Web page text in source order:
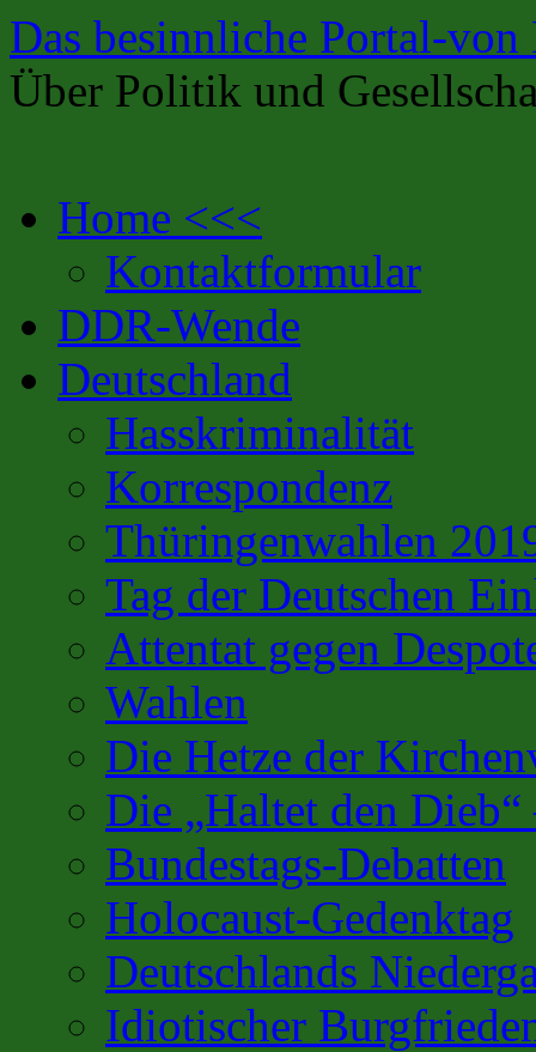
Das besinnliche Portal-von
Über Politik und
Inhalt
springenHome <<<
Kontaktformular
DDR-Wende
Deutschland
Hasskriminalität
Korrespondenz
Thüringenwahlen
Tag der Deutschen
Attentat gegen
Wahlen
Die Hetze der
Die „Haltet den
Bundestags-Debatten
Holocaust-Gedenktag
Deutschlands
Idiotischer